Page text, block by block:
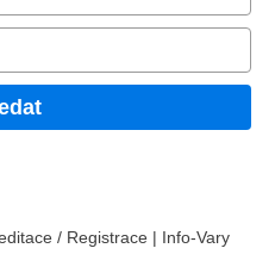
/ Registrace | Info-Vary